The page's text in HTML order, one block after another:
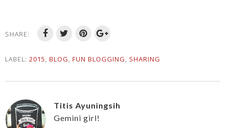
SHARE:
LABEL: 2015, BLOG, FUN BLOGGING, SHARING
Titis Ayuningsih
Gemini girl!